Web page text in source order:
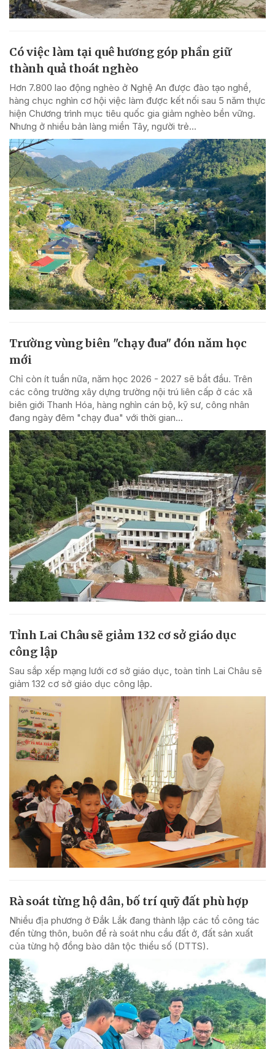
Có việc làm tại quê hương góp phần giữ
thành quả thoát nghèo
Hơn 7.800 lao động nghèo ở Nghệ An được đào tạo nghề,
hàng chục nghìn cơ hội việc làm được kết nối sau 5 năm thực
hiện Chương trình mục tiêu quốc gia giảm nghèo bền vững.
Nhưng ở nhiều bản làng miền Tây, người trẻ...
Trường vùng biên "chạy đua" đón năm học
mới
Chỉ còn ít tuần nữa, năm học 2026 - 2027 sẽ bắt đầu. Trên
các công trường xây dựng trường nội trú liên cấp ở các xã
biên giới Thanh Hóa, hàng nghìn cán bộ, kỹ sư, công nhân
đang ngày đêm "chạy đua" với thời gian...
Tỉnh Lai Châu sẽ giảm 132 cơ sở giáo dục
công lập
Sau sắp xếp mạng lưới cơ sở giáo dục, toàn tỉnh Lai Châu sẽ
giảm 132 cơ sở giáo dục công lập.
Rà soát từng hộ dân, bố trí quỹ đất phù hợp
Nhiều địa phương ở Đắk Lắk đang thành lập các tổ công tác
đến từng thôn, buôn để rà soát nhu cầu đất ở, đất sản xuất
của từng hộ đồng bào dân tộc thiểu số (DTTS).